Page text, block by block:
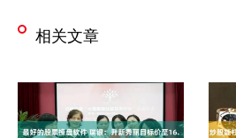
相关文章